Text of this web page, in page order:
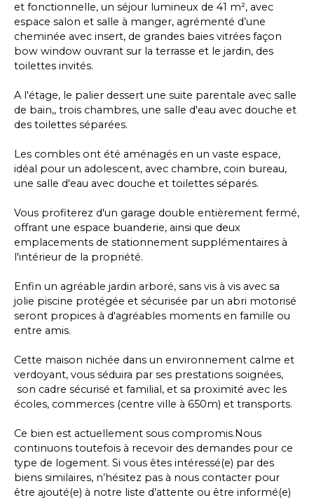
et fonctionnelle, un séjour lumineux de 41 m², avec
espace salon et salle à manger, agrémenté d’une
cheminée avec insert, de grandes baies vitrées façon
bow window ouvrant sur la terrasse et le jardin, des
toilettes invités.
A l'étage, le palier dessert une suite parentale avec salle
de bain,, trois chambres, une salle d'eau avec douche et
des toilettes séparées.
Les combles ont été aménagés en un vaste espace,
idéal pour un adolescent, avec chambre, coin bureau,
une salle d'eau avec douche et toilettes séparés.
Vous profiterez d'un garage double entièrement fermé,
offrant une espace buanderie, ainsi que deux
emplacements de stationnement supplémentaires à
l'intérieur de la propriété.
Enfin un agréable jardin arboré, sans vis à vis avec sa
jolie piscine protégée et sécurisée par un abri motorisé
seront propices à d'agréables moments en famille ou
entre amis.
Cette maison nichée dans un environnement calme et
verdoyant, vous séduira par ses prestations soignées,
son cadre sécurisé et familial, et sa proximité avec les
écoles, commerces (centre ville à 650m) et transports.
Ce bien est actuellement sous compromis.Nous
continuons toutefois à recevoir des demandes pour ce
type de logement. Si vous êtes intéressé(e) par des
biens similaires, n’hésitez pas à nous contacter pour
être ajouté(e) à notre liste d’attente ou être informé(e)